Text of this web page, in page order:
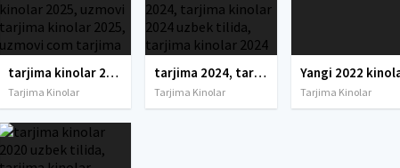
tarjima kinolar 2025, uzbek tarjima kinolar 2025, tarjima kinolar uzbek tilida 2025, tarjima kinolar o zbek 2025, tarjima kinolar o zbek tilida 2025, yangi tarjima kinolar 2025, uzmovi tarjima kinolar 2025, uzmovi com tarjima kinolar 2025, uzbekcha t
Tarjima Kinolar
tarjima 2024, tarjima kinolar 2024, uzbek tarjima 2024, tarjima kinolar tilida tilida 2024, uzbek tilida tarjima 2024, kino tarjima 2024, uzbek tarjima kinolar 2024, tarjima kinolar 2024 uzbek tilida, tarjima kinolar 2024 o zbek, tarjima kinolar 2024
Tarjima Kinolar
Yangi 2022
Tarjima Kinolar